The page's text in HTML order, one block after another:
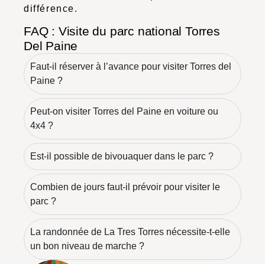
différence.
FAQ : Visite du parc national Torres
Del Paine
Faut-il réserver à l’avance pour visiter Torres del
Paine ?
Peut-on visiter Torres del Paine en voiture ou
4x4 ?
Est-il possible de bivouaquer dans le parc ?
Combien de jours faut-il prévoir pour visiter le
parc ?
La randonnée de La Tres Torres nécessite-t-elle
un bon niveau de marche ?